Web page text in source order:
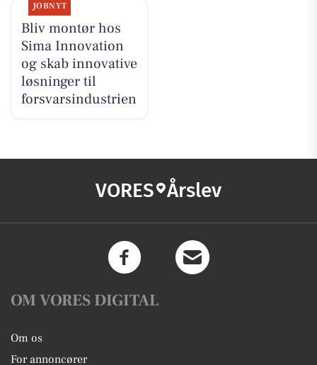
JOBNYT
Bliv montør hos
Sima Innovation
og skab innovative
løsninger til
forsvarsindustrien
VORES Årslev
OM VORES DIGITAL
Om os
For annoncører